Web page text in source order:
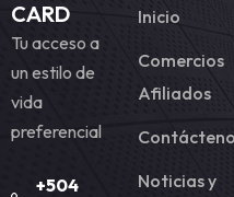
CARD
Tu acceso a
un estilo de
vida
preferencial
+504
Inicio
Comercios
Afiliados
Noticias y